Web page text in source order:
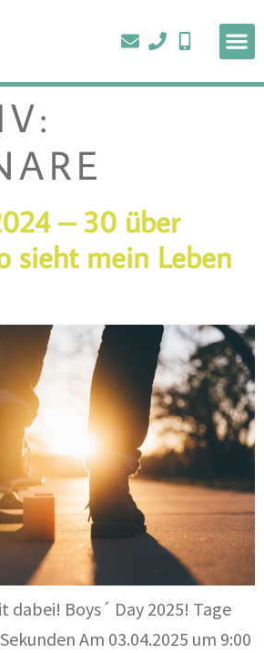
– 30 über
sieht mein Leben
dabei! Boys´ Day 2025! Tage
Am 03.04.2025 um 9:00